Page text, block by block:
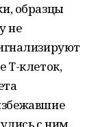
образцы
не
Т-клеток,